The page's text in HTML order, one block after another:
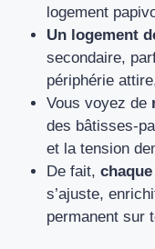
logement
Un logement
secondaire,
périphérie
Vous voyez de
des bâtisses-
et la tension
De fait,
s’ajuste,
permanent sur